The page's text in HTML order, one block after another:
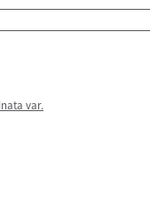
var.